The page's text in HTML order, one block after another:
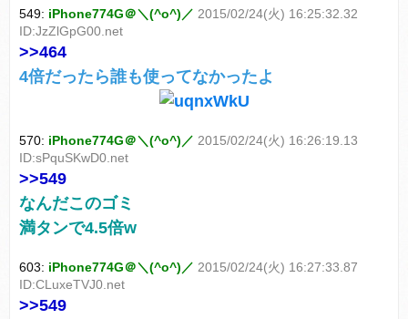
549: iPhone774G＠＼(^o^)／ 2015/02/24(火) 16:25:32.32
ID:JzZlGpG00.net
>>464
4倍だったら誰も使ってなかったよ
570: iPhone774G＠＼(^o^)／ 2015/02/24(火) 16:26:19.13
ID:sPquSKwD0.net
>>549
なんだこのゴミ
満タンで4.5倍w
603: iPhone774G＠＼(^o^)／ 2015/02/24(火) 16:27:33.87
ID:CLuxeTVJ0.net
>>549